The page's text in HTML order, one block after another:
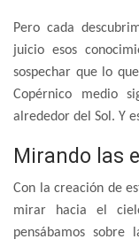
Pero cada
juicio esos
sospechar que lo
Copérnico medio
alrededor del Sol. Y
Mirando las
Con la creación de
mirar hacia el
pensábamos